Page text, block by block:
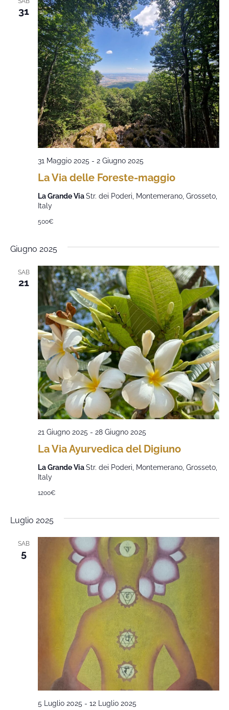
31
La Via delle Foreste-maggio
31 Maggio 2025 - 2 Giugno 2025
La Grande ViaStr. dei Poderi, Montemerano, Grosseto,
Italy
500€
Giugno 2025
SAB
21
La Via Ayurvedica del Digiuno
21 Giugno 2025 - 28 Giugno 2025
La Grande ViaStr. dei Poderi, Montemerano, Grosseto,
Italy
1200€
Luglio 2025
SAB
5
5 Luglio 2025 - 12 Luglio 2025